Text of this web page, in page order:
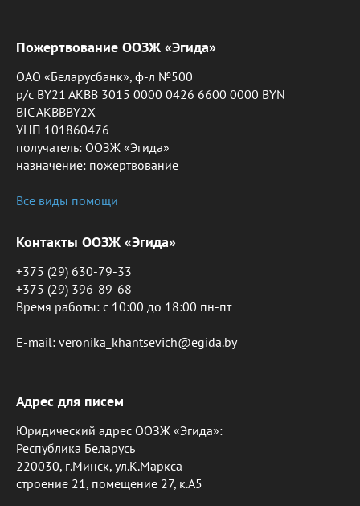
Пожертвование ООЗЖ «Эгида»
ОАО «Беларусбанк», ф-л №500
р/с BY21 AKBB 3015 0000 0426 6600 0000 BYN
BIC AKBBBY2X
УНП 101860476
получатель: ООЗЖ «Эгида»
назначение: пожертвование
Все виды помощи
Контакты ООЗЖ «Эгида»
+375 (29) 630-79-33
+375 (29) 396-89-68
Время работы: c 10:00 до 18:00 пн-пт
E-mail: veronika_khantsevich@egida.by
Адрес для писем
Юридический адрес ООЗЖ «Эгида»:
Республика Беларусь
220030, г.Минск, ул.К.Маркса
строение 21, помещение 27, к.А5